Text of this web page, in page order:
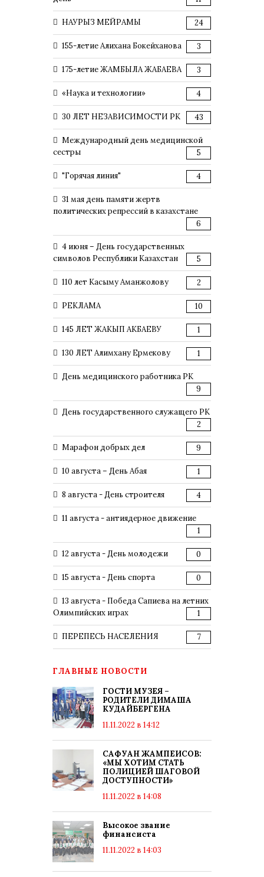
НАУРЫЗ МЕЙРАМЫ 24
155-летие Алихана Бокейханова 3
175-летие ЖАМБЫЛА ЖАБАЕВА 3
«Наука и технологии» 4
30 ЛЕТ НЕЗАВИСИМОСТИ РК 43
Международный день медицинской
сестры
5
"Горячая линия" 4
31 мая день памяти жертв
политических репрессий в казахстане
6
4 июня – День государственных
символов Республики Казахстан
5
110 лет Касыму Аманжолову 2
РЕКЛАМА 10
145 ЛЕТ ЖАКЫП АКБАЕВУ 1
130 ЛЕТ Алимхану Ермекову 1
День медицинского работника РК
9
День государственного служащего РК
2
Марафон добрых дел 9
10 августа – День Абая 1
8 августа - День строителя 4
11 августа - антиядерное движение
1
12 августа - День молодежи 0
15 августа - День спорта 0
13 августа - Победа Сапиева на летних
Олимпийских играх
1
ПЕРЕПЕСЬ НАСЕЛЕНИЯ 7
ГЛАВНЫЕ НОВОСТИ
ГОСТИ МУЗЕЯ –
РОДИТЕЛИ ДИМАША
КУДАЙБЕРГЕНА
11.11.2022 в 14:12
САФУАН ЖАМПЕИСОВ:
«МЫ ХОТИМ СТАТЬ
ПОЛИЦИЕЙ ШАГОВОЙ
ДОСТУПНОСТИ»
11.11.2022 в 14:08
Высокое звание
финансиста
11.11.2022 в 14:03